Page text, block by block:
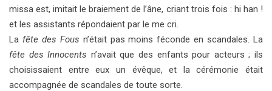
missa est, imitait le braiement de l’âne, criant trois fois : hi han !
et les assistants répondaient par le me cri.
La fête des Fous n’était pas moins féconde en scandales. La
fête des Innocents n’avait que des enfants pour acteurs ; ils
choisissaient entre eux un évêque, et la cérémonie était
accompagnée de scandales de toute sorte.